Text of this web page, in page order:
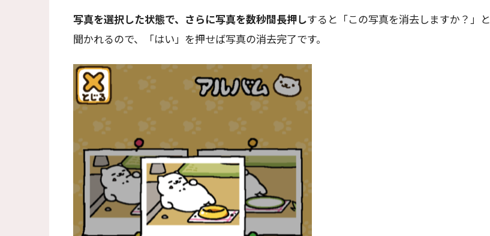
写真を選択した状態で、さらに写真を数秒間長押しすると「この写真を消去しますか？」と
聞かれるので、「はい」を押せば写真の消去完了です。